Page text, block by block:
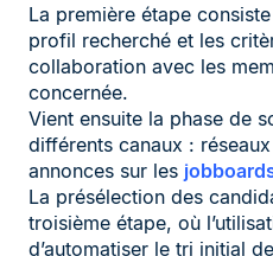
La première étape
profil recherché et les
collaboration avec les
concernée.
Vient ensuite la phase de
différents canaux :
annonces sur les
La présélection des
troisième étape, où
d’automatiser le tri initial